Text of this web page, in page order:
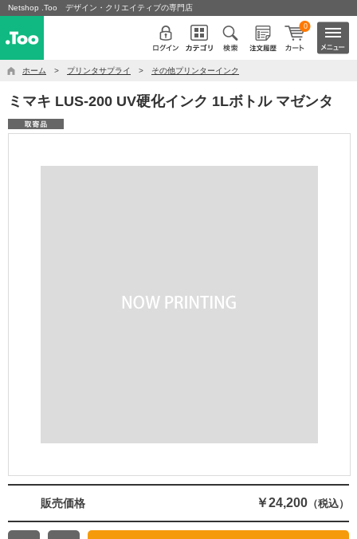
Netshop .Too デザイン・クリエイティブの専門店
0
ホーム > プリンタサプライ > その他プリンターインク
ミマキ LUS-200 UV硬化インク 1Lボトル マゼンタ
販売価格 ￥24,200 （税込）